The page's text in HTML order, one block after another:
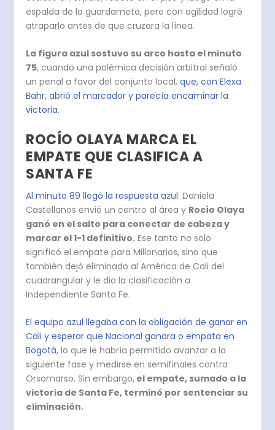
espalda de la guardameta, pero con agilidad logró
atraparlo antes de que cruzara la línea.
La figura azul sostuvo su arco hasta el minuto
75, cuando una polémica decisión arbitral señaló
un penal a favor del conjunto local,que, con Elexa
Bahr, abrió el marcador y parecía encaminar la
victoria.
ROCÍO OLAYA MARCA EL
EMPATE QUE CLASIFICA A
SANTA FE
Al minuto 89 llegó la respuesta azul: Daniela
Castellanos envió un centro al área y Rocío Olaya
ganó en el salto para conectar de cabeza y
marcar el 1-1 definitivo. Ese tanto no solo
significó el empate para Millonarios, sino que
también dejó eliminado al América de Cali del
cuadrangular y le dio la clasificación a
Independiente Santa Fe.
El equipo azul llegaba con la obligación de ganar en
Cali y esperar que Nacional ganara o empata en
Bogotá, lo que le habría permitido avanzar a la
siguiente fase y medirse en semifinales contra
Orsomarso. Sin embargo, el empate, sumado a la
victoria de Santa Fe, terminó por sentenciar su
eliminación.